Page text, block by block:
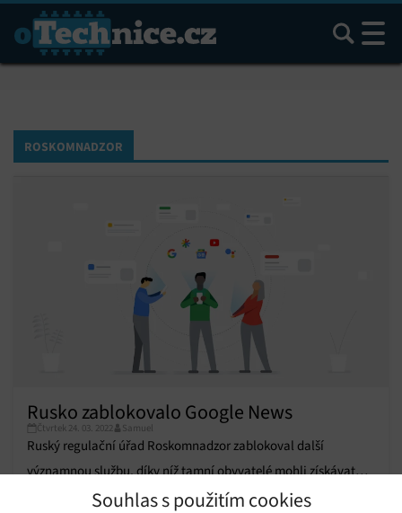
Souhlas s použitím cookies
Hledat
ROSKOMNADZOR
Rusko zablokovalo Google News
Čtvrtek 24. 03. 2022 Samuel
Ruský regulační úřad Roskomnadzor zablokoval další
významnou službu, díky níž tamní obyvatelé mohli získávat
informace o dění ve světě – Google News.